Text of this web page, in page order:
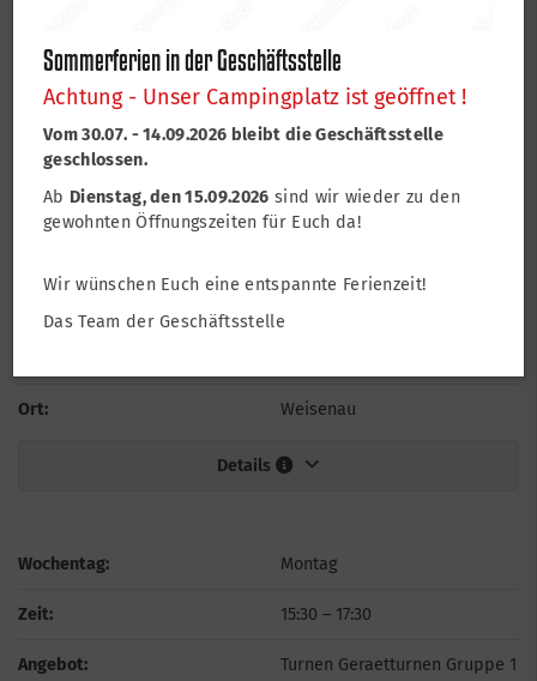
Angebot: Turnen Geraetturnen Gruppe 3
Ort: Weisenau
Ort: Weisenau
Details
Wochentag: Montag
Zeit: 15:30 – 17:30
Angebot:
Turnen Geraetturnen Gruppe 1
Sommerferien in der Geschäftsstelle
Achtung - Unser Campingplatz ist geöffnet !
Vom 30.07. - 14.09.2026 bleibt die Geschäftsstelle
geschlossen.
Ab Dienstag, den 15.09.2026 sind wir wieder zu den
gewohnten Öffnungszeiten für Euch da!
Wir wünschen Euch eine entspannte Ferienzeit!
Das Team der Geschäftsstelle